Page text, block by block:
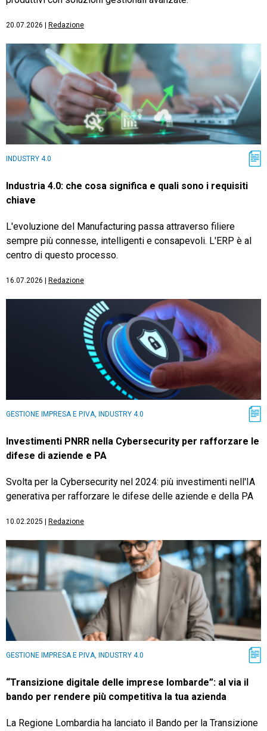
20.07.2026 Redazione
INDUSTRY 4.0
Industria 4.0: che cosa significa e quali sono i requisiti
chiave
L'evoluzione del Manufacturing passa attraverso filiere
sempre più connesse, intelligenti e consapevoli. L'ERP è al
centro di questo processo.
16.07.2026 Redazione
GESTIONE IMPRESA E P.IVA, INDUSTRY 4.0
Investimenti PNRR nella Cybersecurity per rafforzare le
difese di aziende e PA
Svolta per la Cybersecurity nel 2024: più investimenti nell'IA
generativa per rafforzare le difese delle aziende e della PA
10.02.2025 Redazione
GESTIONE IMPRESA E P.IVA, INDUSTRY 4.0
“Transizione digitale delle imprese lombarde”: al via il
bando per rendere più competitiva la tua azienda
La Regione Lombardia ha lanciato il Bando per la Transizione